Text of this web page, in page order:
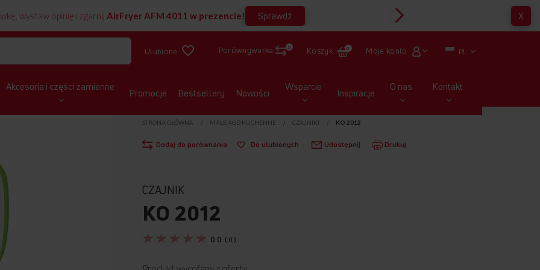
wystaw opinię i zgarnij AirFryer AFM 4011 w prezencie! Sprawdź X
Ulubione Porównywarka 0 Koszyk 0 Moje konto PL
Akcesoria i części zamienne Promocje Bestsellery Nowości Wsparcie Inspiracje O nas Kontakt
STRONA GŁÓWNA MAŁE AGD KUCHENNE CZAJNIKI KO 2012
Dodaj do porównania Do ulubionych Udostępnij Drukuj
CZAJNIK
KO 2012
0.0 ( 0 )